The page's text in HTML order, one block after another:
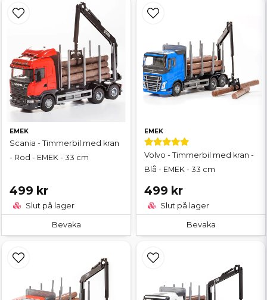
EMEK
Scania - Timmerbil med kran
- Röd - EMEK - 33 cm
499 kr
Slut på lager
Bevaka
EMEK
Volvo - Timmerbil med kran -
Blå - EMEK - 33 cm
499 kr
Slut på lager
Bevaka